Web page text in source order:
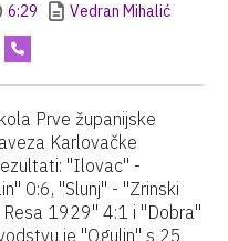
6:29 Vedran Mihalić
Prve županijske
Karlovačke
"Ilovac" -
0:6, "Slunj" - "Zrinski
1929" 4:1 i "Dobra"
je "Ogulin" s 25